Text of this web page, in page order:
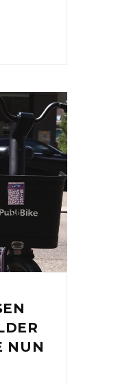
NUN